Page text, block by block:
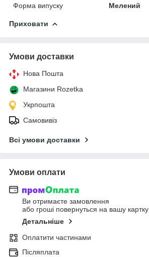
Форма випуску
Мелений
Приховати
Умови доставки
Нова Пошта
Магазини Rozetka
Укрпошта
Самовивіз
Всі умови доставки
Умови оплати
Ви отримаєте замовлення
або гроші повернуться на вашу картку
Детальніше
Оплатити частинами
Післяплата